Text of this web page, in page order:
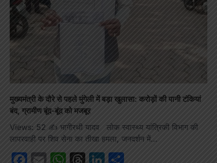
मुख्यमंत्री के दौरे से पहले मुंगेली में बड़ा खुलासा: करोड़ों की पानी टंकियां
बंद, ग्रामीण बूंद-बूंद को मजबूर
Views: 52 ✍️ भागीरथी यादव लोक स्वास्थ्य यांत्रिकी विभाग की
लापरवाही पर शिव सेना का तीखा हमला, जनदर्शन में…